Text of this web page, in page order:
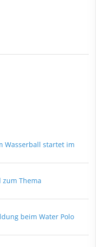
Wasserball startet im
zum Thema
beim Water Polo